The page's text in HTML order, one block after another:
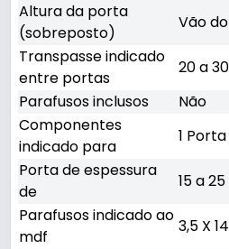
Altura da porta
(sobreposto)
Vão
Transpasse indicado
entre portas
20 a
Parafusos inclusos
Não
Componentes
indicado para
1 Porta
Porta de espessura
de
15 a
Parafusos indicado ao
mdf
3,5 X